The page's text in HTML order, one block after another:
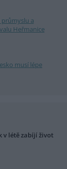
a
Heřmanice
musí lépe
v létě zabíjí život